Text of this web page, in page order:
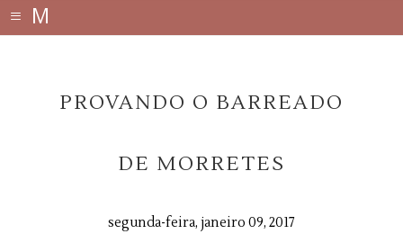
≡ M
PROVANDO O BARREADO
DE MORRETES
segunda-feira, janeiro 09, 2017